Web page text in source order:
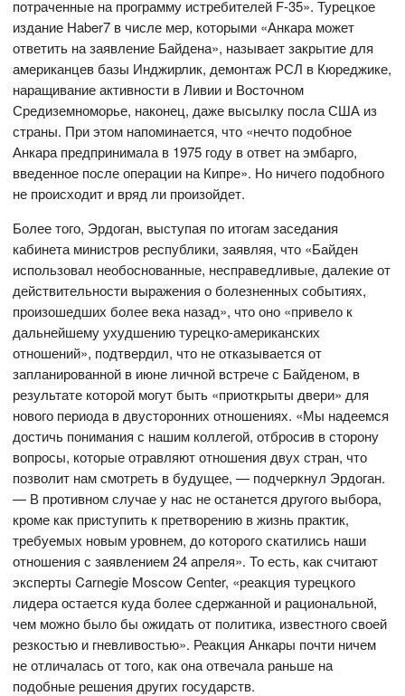
потраченные на программу истребителей F-35». Турецкое
издание Haber7 в числе мер, которыми «Анкара может
ответить на заявление Байдена», называет закрытие для
американцев базы Инджирлик, демонтаж РСЛ в Кюреджике,
наращивание активности в Ливии и Восточном
Средиземноморье, наконец, даже высылку посла США из
страны. При этом напоминается, что «нечто подобное
Анкара предпринимала в 1975 году в ответ на эмбарго,
введенное после операции на Кипре». Но ничего подобного
не происходит и вряд ли произойдет.
Более того, Эрдоган, выступая по итогам заседания
кабинета министров республики, заявляя, что «Байден
использовал необоснованные, несправедливые, далекие от
действительности выражения о болезненных событиях,
произошедших более века назад», что оно «привело к
дальнейшему ухудшению турецко-американских
отношений», подтвердил, что не отказывается от
запланированной в июне личной встрече с Байденом, в
результате которой могут быть «приоткрыты двери» для
нового периода в двусторонних отношениях. «Мы надеемся
достичь понимания с нашим коллегой, отбросив в сторону
вопросы, которые отравляют отношения двух стран, что
позволит нам смотреть в будущее, — подчеркнул Эрдоган.
— В противном случае у нас не останется другого выбора,
кроме как приступить к претворению в жизнь практик,
требуемых новым уровнем, до которого скатились наши
отношения с заявлением 24 апреля». То есть, как считают
эксперты Carnegie Moscow Center, «реакция турецкого
лидера остается куда более сдержанной и рациональной,
чем можно было бы ожидать от политика, известного своей
резкостью и гневливостью». Реакция Анкары почти ничем
не отличалась от того, как она отвечала раньше на
подобные решения других государств.